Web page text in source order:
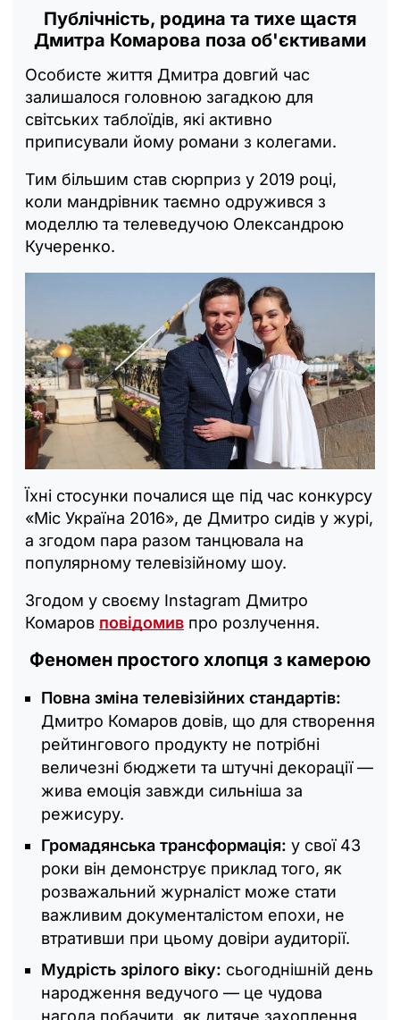
Публічність, родина та тихе щастя
Дмитра Комарова поза об'єктивами
Особисте життя Дмитра довгий час
залишалося головною загадкою для
світських таблоїдів, які активно
приписували йому романи з колегами.
Тим більшим став сюрприз у 2019 році,
коли мандрівник таємно одружився з
моделлю та телеведучою Олександрою
Кучеренко.
Їхні стосунки почалися ще під час конкурсу
«Міс Україна 2016», де Дмитро сидів у журі,
а згодом пара разом танцювала на
популярному телевізійному шоу.
Згодом у своєму Instagram Дмитро
Комаров повідомив про розлучення.
Феномен простого хлопця з камерою
Повна зміна телевізійних стандартів:
Дмитро Комаров довів, що для створення
рейтингового продукту не потрібні
величезні бюджети та штучні декорації —
жива емоція завжди сильніша за
режисуру.
Громадянська трансформація: у свої 43
роки він демонструє приклад того, як
розважальний журналіст може стати
важливим документалістом епохи, не
втративши при цьому довіри аудиторії.
Мудрість зрілого віку: сьогоднішній день
народження ведучого — це чудова
нагода побачити, як дитяче захоплення